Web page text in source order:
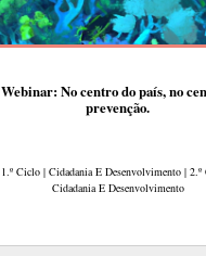
Webinar: No centro do país, no
prevenção.
1.º Ciclo | Cidadania E Desenvolvimento |
Cidadania E Desenvolvimento